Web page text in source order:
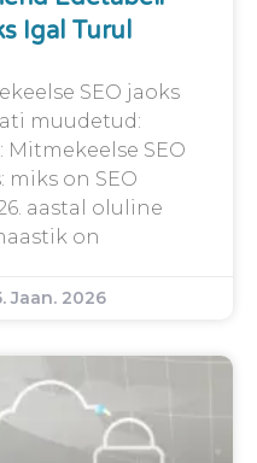
Igal Turul
SEO jaoks
muudetud:
Mitmekeelse SEO
miks on SEO
aastal oluline
on
Jaan. 2026